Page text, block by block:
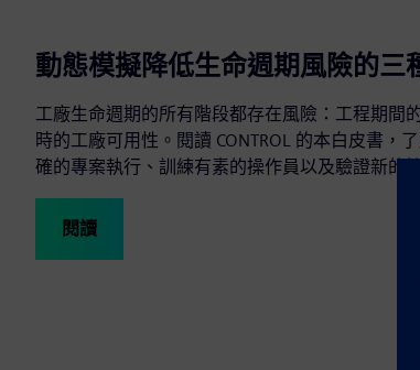
動態模擬降低生命週期風險的三
工廠生命週期的所有階段都存在風險：工程期間
時的工廠可用性。閱讀 CONTROL 的本白皮書，
確的專案執行、訓練有素的操作員以及驗證新的
閱讀